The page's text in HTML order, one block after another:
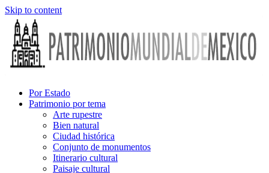
Skip to content
Por Estado
Patrimonio por tema
Arte rupestre
Bien natural
Ciudad histórica
Conjunto de monumentos
Itinerario cultural
Paisaje cultural